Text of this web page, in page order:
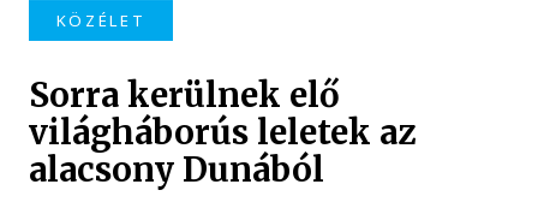
KÖZÉLET
Sorra kerülnek elő
világháborús leletek az
alacsony Dunából